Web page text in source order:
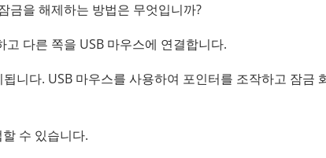
금을 해제하는 방법은 무엇입니까?
다른 쪽을 USB 마우스에 연결합니다.
니다. USB 마우스를 사용하여 포인터를 조작하고 잠금
수 있습니다.